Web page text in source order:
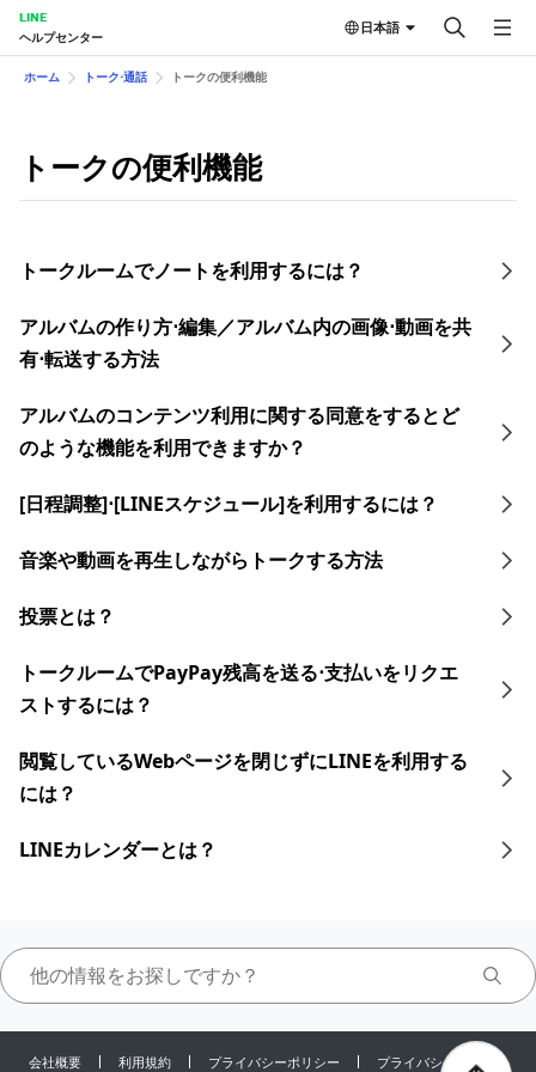
LINE
ヘルプセンター
日本語
ホーム トーク⋅通話 トークの便 利機能
トークの便 利機能
トークルームでノートを利用するには？
アルバムの作り方⋅編集／アルバム内の画像⋅動画を共
有⋅転送する方法
アルバムのコンテンツ利用に関する同意をするとど
のような機能を利用できますか？
[日程調整]⋅[LINEスケジュール]を利用するには？
音楽や動画を再生しながらトークする 方法
投票とは？
トークルームでPayPay残高を送る⋅支払いをリクエ
ストするには？
閲覧しているWebページを閉じずにLINEを利用する
には？
LINEカレンダーとは？
会社概要 利用規約 プライバシーポリシー プライバシーセンター